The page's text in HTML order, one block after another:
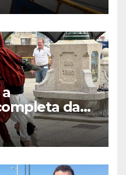
da
bate
de
100